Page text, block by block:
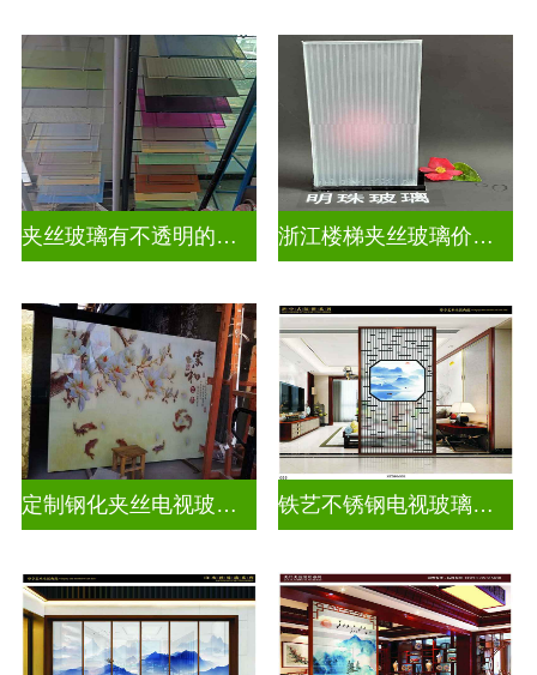
夹丝玻璃有不透明的吗为什么 浙江楼梯夹丝玻璃价钱多少一平
定制钢化夹丝电视玻璃背景墙 铁艺不锈钢电视玻璃背景墙